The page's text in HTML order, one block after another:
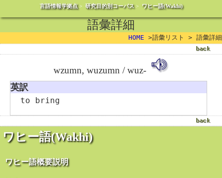
言語情報学拠点> 研究目的別コーパス> ワヒー語(Wakhi)
ワヒー語(Wakhi)
ワヒー語概要説明
語彙詳細
HOME >語彙リスト > 語彙詳細
wzumn, wuzumn / wuz-
英訳
to bring